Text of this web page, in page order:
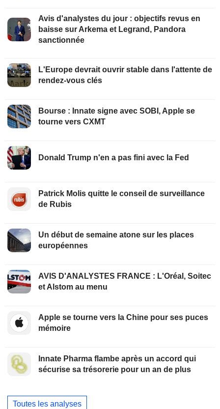
Avis d'analystes du jour : objectifs revus en
baisse sur Arkema et Legrand, Pandora
sanctionnée
L'Europe devrait ouvrir stable dans l'attente de
rendez-vous clés
Bourse : Innate signe avec SOBI, Apple se
tourne vers CXMT
Donald Trump n'en a pas fini avec la Fed
Patrick Molis quitte le conseil de surveillance
de Rubis
Un début de semaine atone sur les places
européennes
AVIS D'ANALYSTES FRANCE : L'Oréal, Soitec
et Alstom au menu
Apple se tourne vers la Chine pour ses puces
mémoire
Innate Pharma flambe après un accord qui
sécurise sa trésorerie pour un an de plus
Toutes les analyses